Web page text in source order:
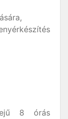
8 órás